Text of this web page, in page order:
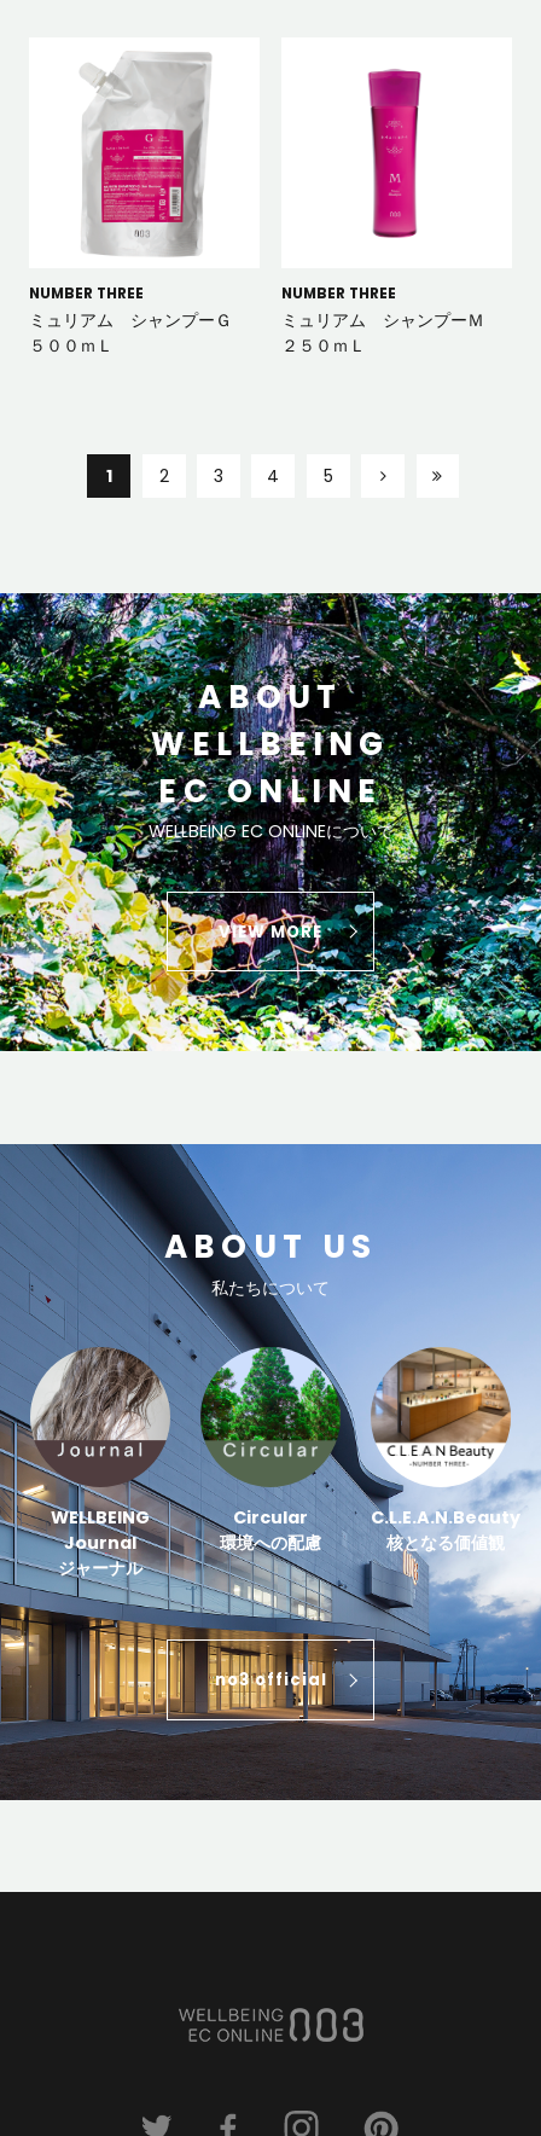
NUMBER THREE
ミュリアム シャンプーＧ
５００ｍＬ
NUMBER THREE
ミュリアム シャンプーＭ
２５０ｍＬ
1 2 3 4 5
ABOUT
WELLBEING
EC ONLINE
WELLBEING EC ONLINEについて
VIEW MORE
ABOUT US
私たちについて
WELLBEING
Journal
ジャーナル
Circular
環境への配慮
C.L.E.A.N.Beauty
核となる価値観
no3 official